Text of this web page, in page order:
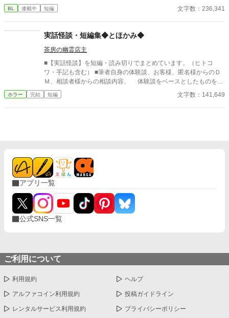
なかった 至高の筋肉を持つ、精神を削られ意志をなくした青年を
太古の神に捧げるため、“水”、“風”、“土”の信奉者達が暗躍する 意
校で繰り広げられるダークファンタジー
BL 連載中 短編 文字数：236,341
実話怪談・短編集◆とほかみ◆
茶房の幽霊店主
■【実話怪談】を短編・読み切りでまとめています。（ヒトコ
ワ・手記も含む） ■筆者自身の体験談、お客様、匿名様からのＤ
Ｍ、相談者様からの相談内容、 体験談をベースとしたものを、
小説形式で読めるようにしました。 ■筆者以外の体験談の場合、
体験者ご本人からの掲載許可をいただいています。 ■実話怪談と
ホラー 完結 短編 文字数：141,649
アプリ一覧
公式SNS一覧
ご利用について
利用規約 ヘルプ
アルファコイン利用規約 投稿ガイドライン
レンタルサービス利用規約 プライバシーポリシー